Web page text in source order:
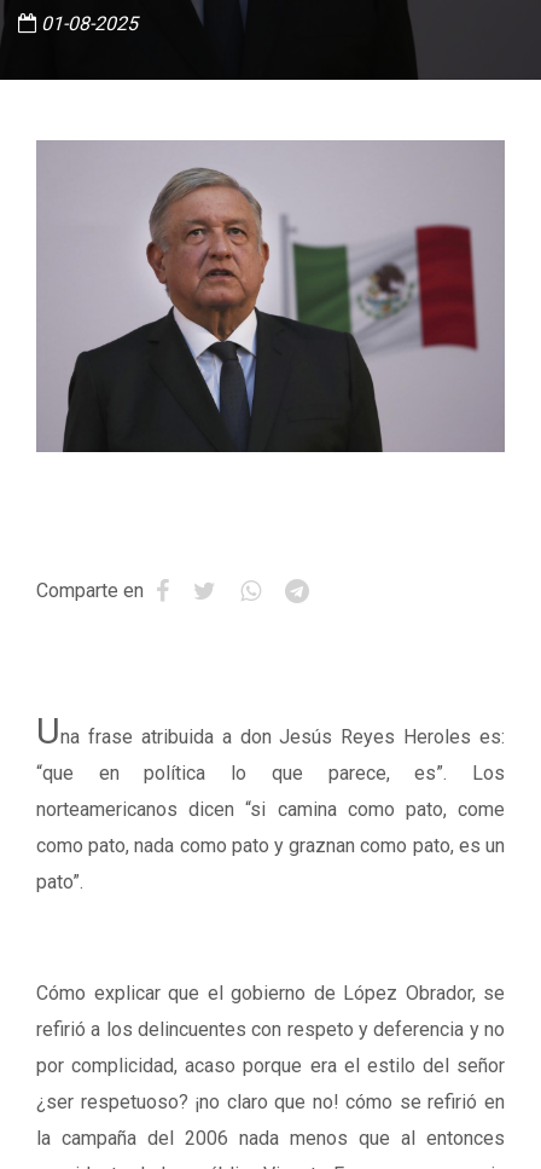
01-08-2025
Comparte en
Una frase atribuida a don Jesús Reyes Heroles es:
“que en política lo que parece, es”. Los
norteamericanos dicen “si camina como pato, come
como pato, nada como pato y graznan como pato, es un
pato”.
Cómo explicar que el gobierno de López Obrador, se
refirió a los delincuentes con respeto y deferencia y no
por complicidad, acaso porque era el estilo del señor
¿ser respetuoso? ¡no claro que no! cómo se refirió en
la campaña del 2006 nada menos que al entonces